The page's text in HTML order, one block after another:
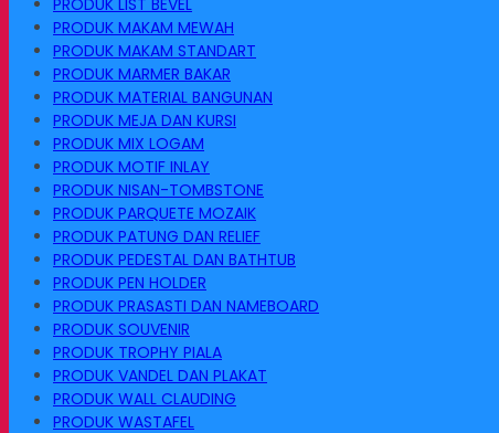
PRODUK LIST BEVEL
PRODUK MAKAM MEWAH
PRODUK MAKAM STANDART
PRODUK MARMER BAKAR
PRODUK MATERIAL BANGUNAN
PRODUK MEJA DAN KURSI
PRODUK MIX LOGAM
PRODUK MOTIF INLAY
PRODUK NISAN-TOMBSTONE
PRODUK PARQUETE MOZAIK
PRODUK PATUNG DAN RELIEF
PRODUK PEDESTAL DAN BATHTUB
PRODUK PEN HOLDER
PRODUK PRASASTI DAN NAMEBOARD
PRODUK SOUVENIR
PRODUK TROPHY PIALA
PRODUK VANDEL DAN PLAKAT
PRODUK WALL CLAUDING
PRODUK WASTAFEL